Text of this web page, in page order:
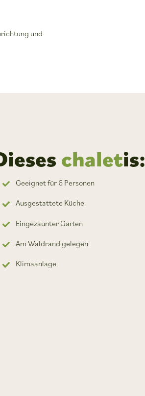
und
chaletis:
Geeignet für 6 Personen
Ausgestattete Küche
Eingezäunter Garten
Am Waldrand gelegen
Klimaanlage